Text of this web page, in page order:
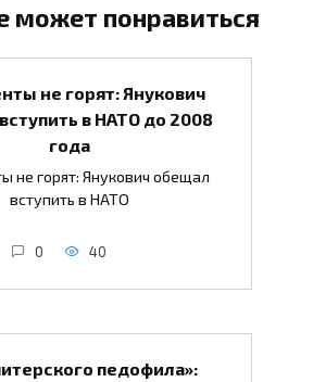
может понравиться
не горят: Янукович
в НАТО до 2008
года
не горят: Янукович обещал
вступить в НАТО
0 40
педофила»: